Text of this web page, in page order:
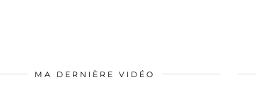
MA DERNIÈRE VIDÉO